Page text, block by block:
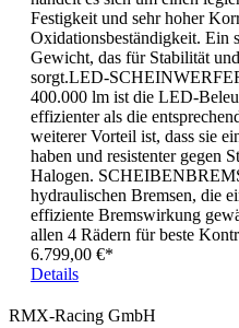
Festigkeit und sehr hoher
Oxidationsbeständigkeit. Ein
Gewicht, das für Stabilität
sorgt.LED-
400.000 lm ist die LED-
effizienter als die
weiterer Vorteil ist, dass sie
haben und resistenter gegen
Halogen.
hydraulischen Bremsen, die
effiziente Bremswirkung
allen 4 Rädern für beste
6.799,00 €*
Details
RMX-Racing GmbH